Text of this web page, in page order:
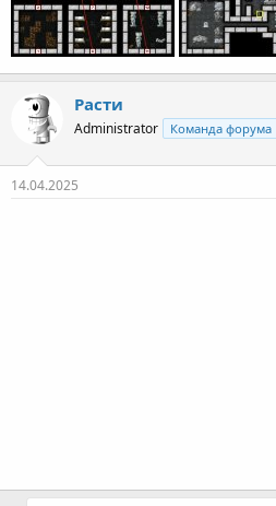
Расти
Administrator Команда форума
14.04.2025